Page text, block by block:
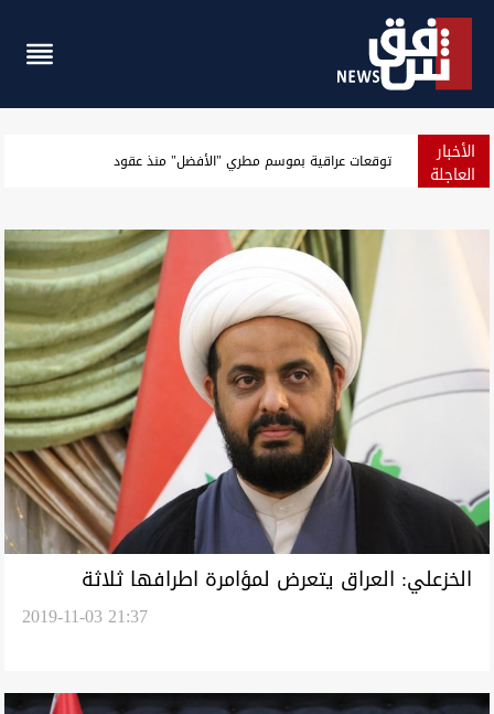
الأخبار
العاجلة بغداد.. إغلاق سريع الشعلة بعد انفجار صهريج واحتراق سيارات
الخزعلي: العراق يتعرض لمؤامرة اطرافها ثلاثة
2019-11-03 21:37